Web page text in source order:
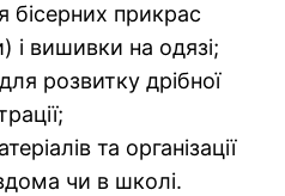
бісерних прикрас
і вишивки на одязі;
розвитку дрібної
та організації
чи в школі.